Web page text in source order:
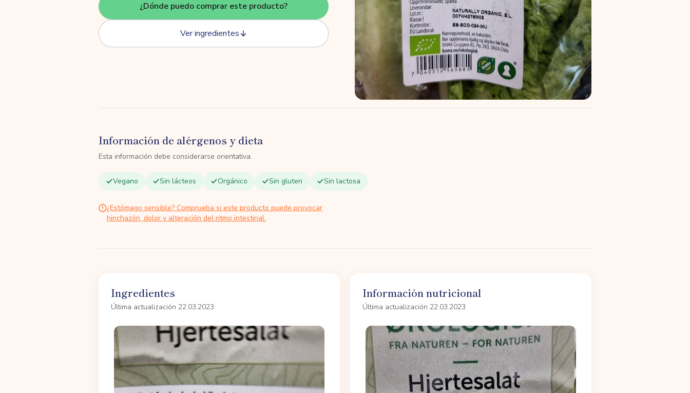
¿Dónde puedo comprar este producto?
Ver ingredientes
Información de alérgenos y dieta
Esta información debe considerarse orientativa.
Vegano Sin lácteos Orgánico Sin gluten Sin lactosa
¿Estómago sensible? Comprueba si este producto puede provocar
hinchazón, dolor y alteración del ritmo intestinal.
Ingredientes
Última actualización 22.03.2023
Información nutricional
Última actualización 22.03.2023